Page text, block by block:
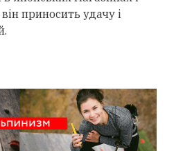
приносить удачу і